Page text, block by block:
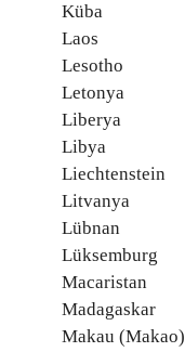
Küba
Laos
Lesotho
Letonya
Liberya
Libya
Liechtenstein
Litvanya
Lübnan
Lüksemburg
Macaristan
Madagaskar
Makau (Makao)